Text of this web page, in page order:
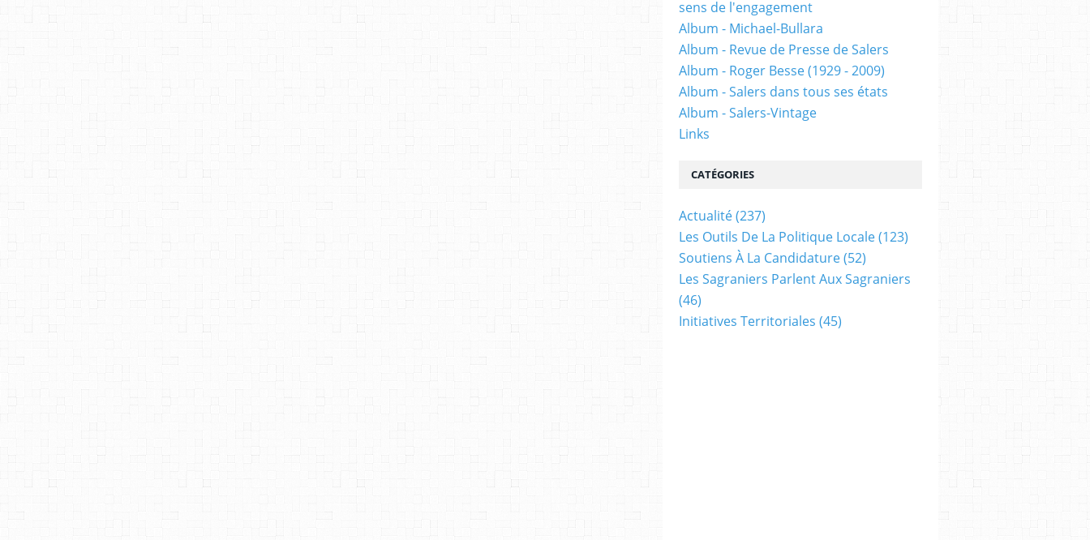
sens de l'engagement
Album - Michael-Bullara
Album - Revue de Presse de Salers
Album - Roger Besse (1929 - 2009)
Album - Salers dans tous ses états
Album - Salers-Vintage
Links
CATÉGORIES
Actualité(237)
Les Outils De La Politique Locale(123)
Soutiens À La Candidature(52)
Les Sagraniers Parlent Aux Sagraniers
(46)
Initiatives Territoriales (45)